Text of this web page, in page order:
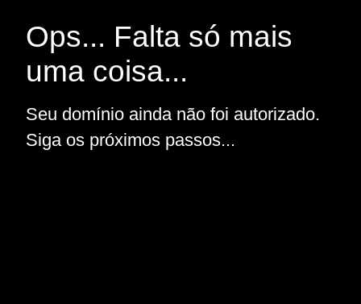
Ops... Falta só mais
uma coisa...
Seu domínio ainda não foi autorizado.
Siga os próximos passos...